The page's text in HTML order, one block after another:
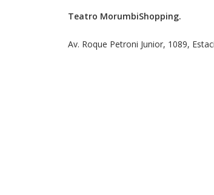
Teatro MorumbiShopping.
Av. Roque Petroni Junior, 1089,